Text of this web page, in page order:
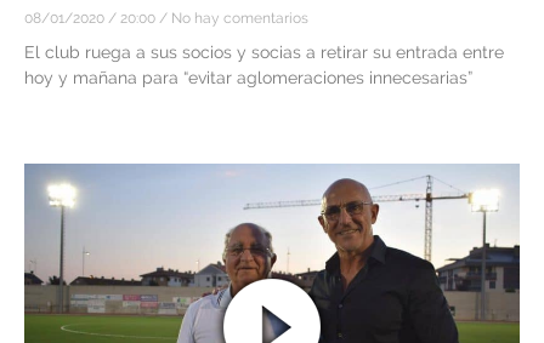
08/01/2020 20:00 No hay comentarios
El club ruega a sus socios y socias a retirar su entrada entre
hoy y mañana para “evitar aglomeraciones innecesarias”